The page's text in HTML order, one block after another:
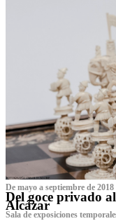
De mayo a septiembre de 2018
Del goce privado
Alcázar
Sala de exposiciones